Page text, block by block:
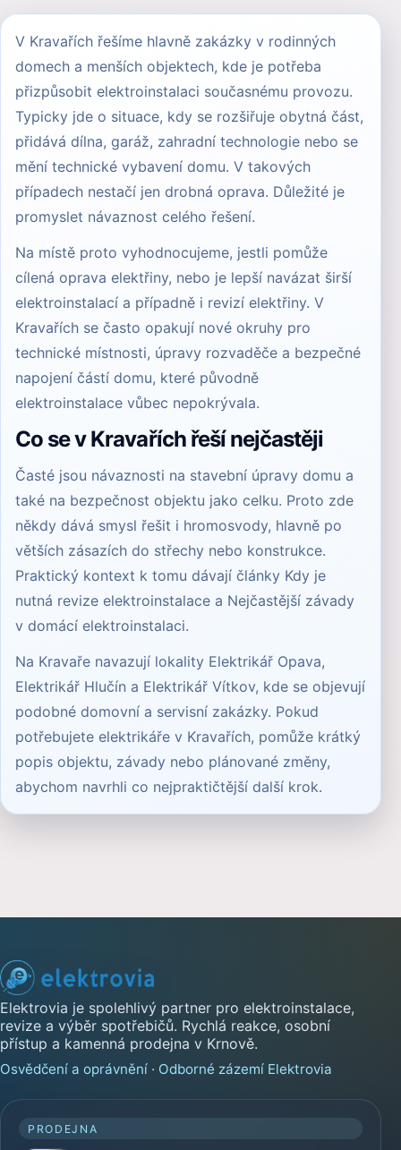
V Kravařích řešíme hlavně zakázky v rodinných
domech a menších objektech, kde je potřeba
přizpůsobit elektroinstalaci současnému provozu.
Typicky jde o situace, kdy se rozšiřuje obytná část,
přidává dílna, garáž, zahradní technologie nebo se
mění technické vybavení domu. V takových
případech nestačí jen drobná oprava. Důležité je
promyslet návaznost celého řešení.
Na místě proto vyhodnocujeme, jestli pomůže
cílená oprava elektřiny, nebo je lepší navázat širší
elektroinstalací a případně i revizí elektřiny. V
Kravařích se často opakují nové okruhy pro
technické místnosti, úpravy rozvaděče a bezpečné
napojení částí domu, které původně
elektroinstalace vůbec nepokrývala.
Co se v Kravařích řeší nejčastěji
Časté jsou návaznosti na stavební úpravy domu a
také na bezpečnost objektu jako celku. Proto zde
někdy dává smysl řešit i hromosvody, hlavně po
větších zásazích do střechy nebo konstrukce.
Praktický kontext k tomu dávají články Kdy je
nutná revize elektroinstalace a Nejčastější závady
v domácí elektroinstalaci.
Na Kravaře navazují lokality Elektrikář Opava,
Elektrikář Hlučín a Elektrikář Vítkov, kde se objevují
podobné domovní a servisní zakázky. Pokud
potřebujete elektrikáře v Kravařích, pomůže krátký
popis objektu, závady nebo plánované změny,
abychom navrhli co nejpraktičtější další krok.
Elektrovia je spolehlivý partner pro elektroinstalace,
revize a výběr spotřebičů. Rychlá reakce, osobní
přístup a kamenná prodejna v Krnově.
Osvědčení a oprávnění · Odborné zázemí Elektrovia
PRODEJNA